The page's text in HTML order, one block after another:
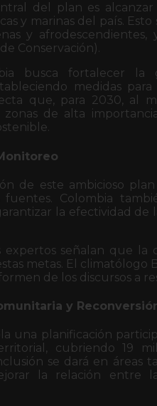
del plan es
y marinas del país.
y
Conservación).
busca fortalecer la
medidas
que, para 2030, al
zonas de alta
de este ambicioso
fuentes. Colombia
la efectividad de
expertos señalan que
metas. El climatólogo
de los discursos a
y
una planificación
cubriendo 19
se dará en áreas
la relación entre